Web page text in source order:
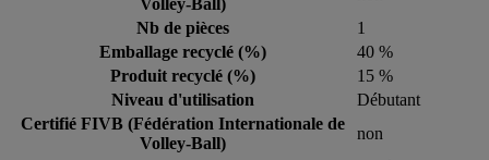
Nb de pièces
1
Emballage recyclé (%)
40 %
Produit recyclé (%)
15 %
Niveau d'utilisation
Débutant
Certifié FIVB (Fédération Internationale de
Volley-Ball)
non